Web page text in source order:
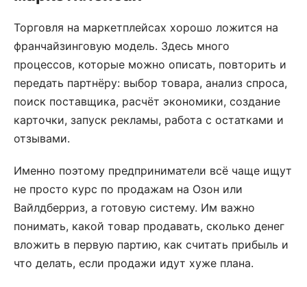
Торговля на маркетплейсах хорошо ложится на
франчайзинговую модель. Здесь много
процессов, которые можно описать, повторить и
передать партнёру: выбор товара, анализ спроса,
поиск поставщика, расчёт экономики, создание
карточки, запуск рекламы, работа с остатками и
отзывами.
Именно поэтому предприниматели всё чаще ищут
не просто курс по продажам на Озон или
Вайлдберриз, а готовую систему. Им важно
понимать, какой товар продавать, сколько денег
вложить в первую партию, как считать прибыль и
что делать, если продажи идут хуже плана.